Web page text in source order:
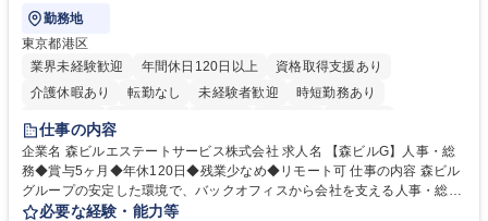
勤務地
東京都港区
業界未経験歓迎
年間休日120日以上
資格取得支援あり
介護休暇あり
転勤なし 未経験者歓迎
時短勤務あり
経験者歓迎
完全週休2日制
交通費支給 長期歓迎 駅近5分以内 土日祝休み
仕事の内容
企業名 森ビルエステートサービス株式会社 求人名 【森ビルG】人事・総
務◆賞与5ヶ月◆年休120日◆残業少なめ◆リモート可 仕事の内容 森ビル
グループの安定した環境で、バックオフィスから会社を支える人事・総務
をお任せします。 労務と総務の業務をバランスよく担当し、ゆくゆくは制
必要な経験・能力等